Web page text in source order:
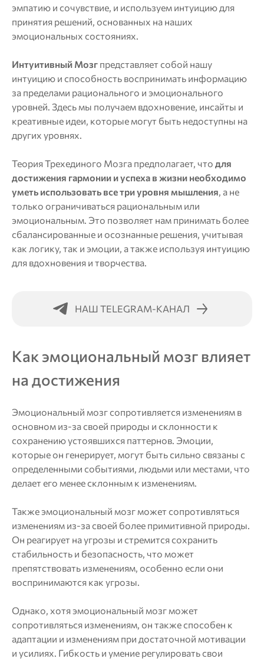
эмпатию и сочувствие, и используем интуицию для
принятия решений, основанных на наших
эмоциональных состояниях.
Интуитивный Мозг представляет собой нашу
интуицию и способность воспринимать информацию
за пределами рационального и эмоционального
уровней. Здесь мы получаем вдохновение, инсайты и
креативные идеи, которые могут быть недоступны на
других уровнях.
Теория Трехединого Мозга предполагает, что для
достижения гармонии и успеха в жизни необходимо
уметь использовать все три уровня мышления , а не
только ограничиваться рациональным или
эмоциональным. Это позволяет нам принимать более
сбалансированные и осознанные решения, учитывая
как логику, так и эмоции, а также используя интуицию
для вдохновения и творчества.
НАШ TELEGRAM-КАНАЛ
Как эмоциональный мозг влияет
на достижения
Эмоциональный мозг сопротивляется изменениям в
основном из-за своей природы и склонности к
сохранению устоявшихся паттернов. Эмоции,
которые он генерирует, могут быть сильно связаны с
определенными событиями, людьми или местами, что
делает его менее склонным к изменениям.
Также эмоциональный мозг может сопротивляться
изменениям из-за своей более примитивной природы.
Он реагирует на угрозы и стремится сохранить
стабильность и безопасность, что может
препятствовать изменениям, особенно если они
воспринимаются как угрозы.
Однако, хотя эмоциональный мозг может
сопротивляться изменениям, он также способен к
адаптации и изменениям при достаточной мотивации
и усилиях. Гибкость и умение регулировать свои